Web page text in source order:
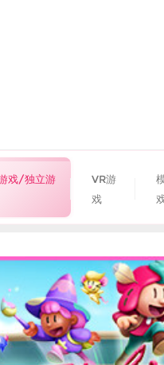
戏/独立游
VR游
戏